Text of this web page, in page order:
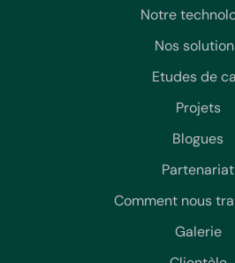
Notre
Nos
Etudes de
Projets
Blogues
Partenariat
Comment nous
Galerie